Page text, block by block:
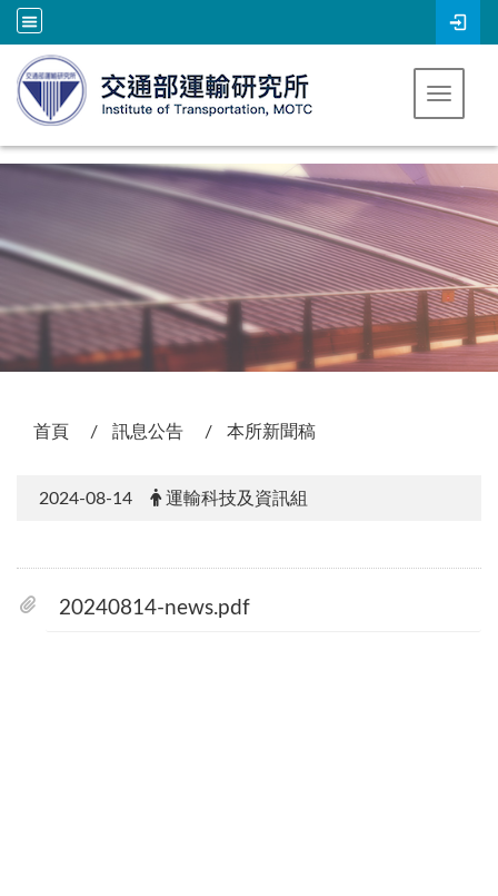
跳到主要內容
Toggle
首頁 訊息公告 本所新聞稿
2024-08-14 運輸科技及資訊組
20240814-news.pdf